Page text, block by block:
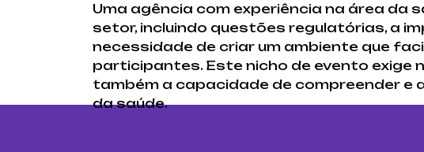
Uma agência com experiência na área
setor, incluindo questões regulatórias, a
necessidade de criar um ambiente que
participantes. Este nicho de evento exige
também a capacidade de compreender
da saúde.